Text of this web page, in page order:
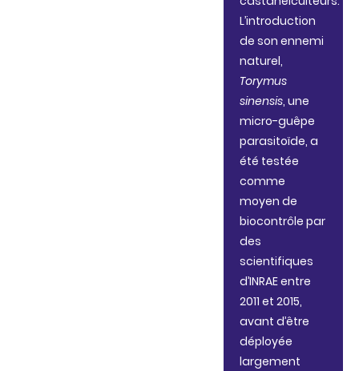
L’introduction
de son ennemi
naturel,
Torymus
sinensis, une
micro-guêpe
parasitoïde, a
été testée
comme
moyen de
biocontrôle par
des
scientifiques
d’INRAE entre
2011 et 2015,
avant d’être
déployée
largement